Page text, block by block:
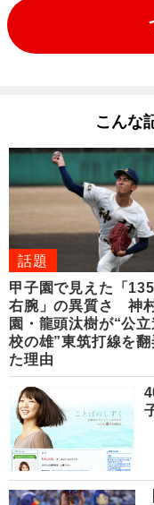
こんな
話題
甲子園で見えた「
右腕」の異質さ 神
園・龍頭汰樹が“公
校の雄”東筑打線を翻
た理由